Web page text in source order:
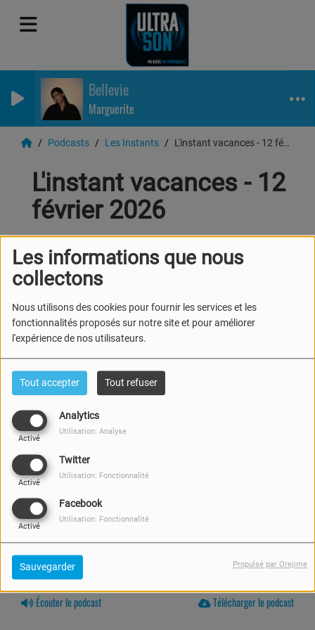
Les informations que nous
collectons
Nous utilisons des cookies pour fournir les services et les
fonctionnalités proposés sur notre site et pour améliorer
l'expérience de nos utilisateurs.
Tout accepter Tout refuser
Analytics
Activé
Utilisation: Analyse
Twitter
Activé
Utilisation: Fonctionnalité
Facebook
Activé
Utilisation: Fonctionnalité
Sauvegarder Propulsé par Orejime
Bellevie
Marguerite
Podcasts Les Instants L'instant vacances - 12 février 2026
L'instant vacances - 12
février 2026
12 FÉVRIER 2026 -
Écouter le podcast Télécharger le podcast